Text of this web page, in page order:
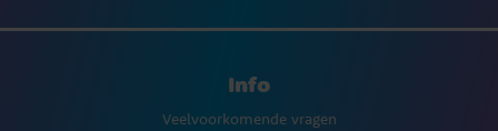
Info
Veelvoorkomende vragen